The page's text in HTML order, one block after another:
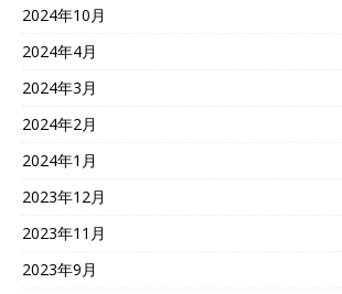
2024年10月
2024年4月
2024年3月
2024年2月
2024年1月
2023年12月
2023年11月
2023年9月